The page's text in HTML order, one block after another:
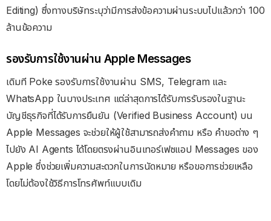
Editing) ซึ่งทางบริษัทระบุว่ามีการส่งข้อความผ่านระบบไปแล้วกว่า 100
ล้านข้อความ
รองรับการใช้งานผ่าน Apple Messages
เดิมที Poke รองรับการใช้งานผ่าน SMS, Telegram และ
WhatsApp ในบางประเทศ แต่ล่าสุดการได้รับการรับรองในฐานะ
บัญชีธุรกิจที่ได้รับการยืนยัน (Verified Business Account) บน
Apple Messages จะช่วยให้ผู้ใช้สามารถส่งคำถาม หรือ คำขอต่าง ๆ
ไปยัง AI Agents ได้โดยตรงผ่านอินเทอร์เฟซแอป Messages ของ
Apple ซึ่งช่วยเพิ่มความสะดวกในการนัดหมาย หรือขอการช่วยเหลือ
โดยไม่ต้องใช้วิธีการโทรศัพท์แบบเดิม